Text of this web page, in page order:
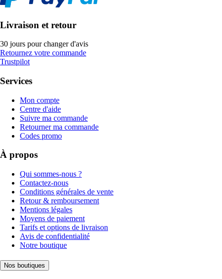
Livraison et retour
30 jours pour changer d'avis
Retournez votre commande
Trustpilot
Services
Mon compte
Centre d'aide
Suivre ma commande
Retourner ma commande
Codes promo
À propos
Qui sommes-nous ?
Contactez-nous
Conditions générales de vente
Retour & remboursement
Mentions légales
Moyens de paiement
Tarifs et options de livraison
Avis de confidentialité
Notre boutique
Nos boutiques